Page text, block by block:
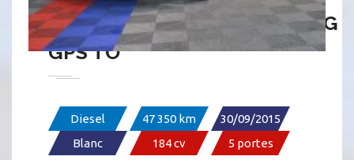
SÉAT LÉON FR 2.0 TDI 184 DSG
GPS TO
Diesel 47 350 km
30/09/2015
Blanc
184 cv 5 portes